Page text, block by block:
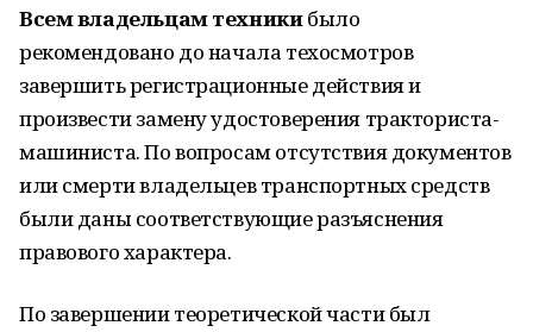
Всем владельцам техникибыло
рекомендовано до начала техосмотров
завершить регистрационные действия и
произвести замену удостоверения тракториста-
машиниста. По вопросам отсутствия документов
или смерти владельцев транспортных средств
были даны соответствующие разъяснения
правового характера.
По завершении теоретической части был